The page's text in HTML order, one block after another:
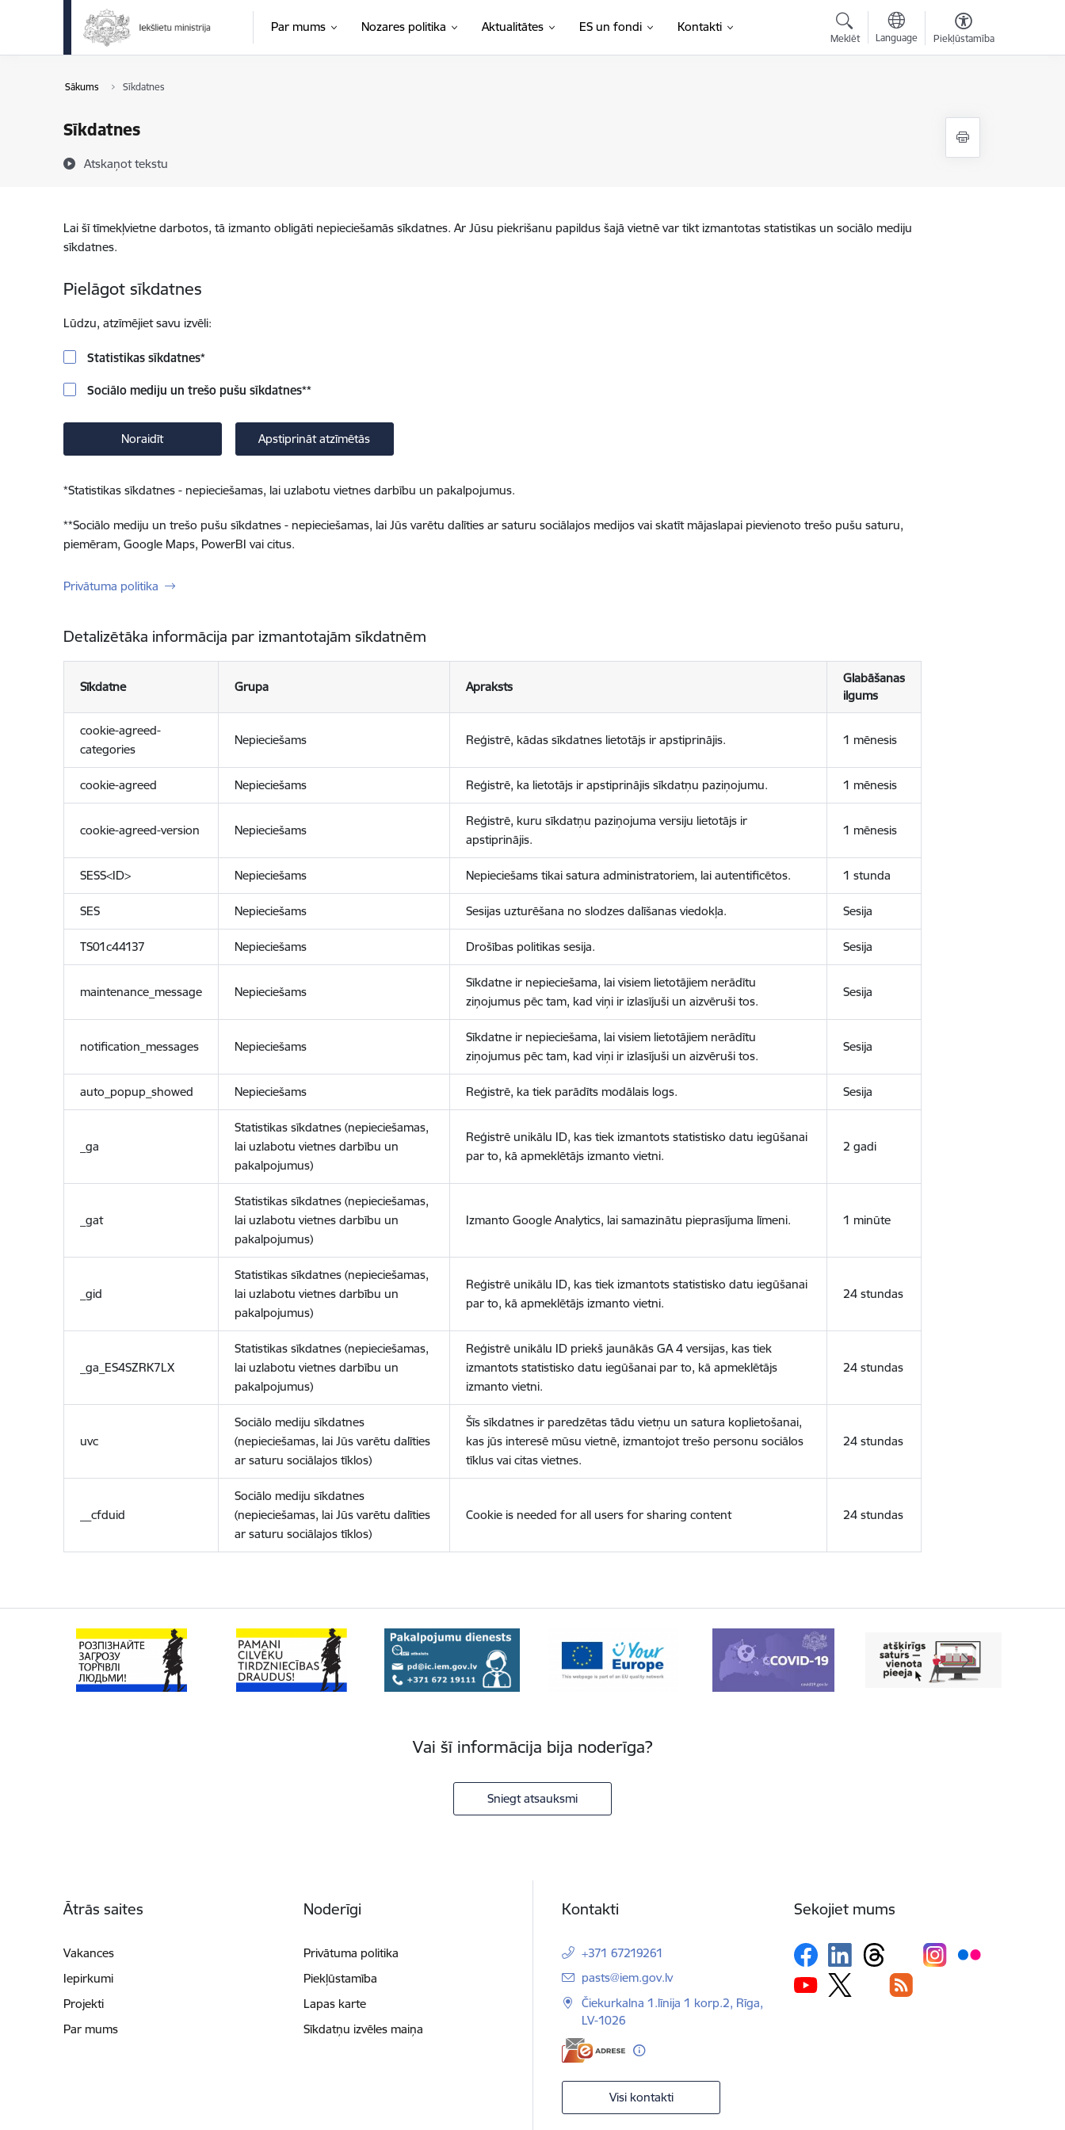
Pāriet uz lapas saturu
Par mums Nozares politika Aktualitātes ES un fondi Kontakti
Meklēt Language Piekļūstamība
Sākums Sīkdatnes
Sīkdatnes
Atskaņot tekstu
Lai šī tīmekļvietne darbotos, tā izmanto obligāti nepieciešamās sīkdatnes. Ar Jūsu piekrišanu papildus šajā vietnē var tikt izmantotas statistikas un sociālo mediju
sīkdatnes.
Pielāgot sīkdatnes
Lūdzu, atzīmējiet savu izvēli:
Statistikas sīkdatnes*
Sociālo mediju un trešo pušu sīkdatnes**
Noraidīt Apstiprināt atzīmētās
*Statistikas sīkdatnes - nepieciešamas, lai uzlabotu vietnes darbību un pakalpojumus.
**Sociālo mediju un trešo pušu sīkdatnes - nepieciešamas, lai Jūs varētu dalīties ar saturu sociālajos medijos vai skatīt mājaslapai pievienoto trešo pušu saturu,
piemēram, Google Maps, PowerBI vai citus.
Privātuma politika
Detalizētāka informācija par izmantotajām sīkdatnēm
Sīkdatne Grupa Apraksts
Glabāšanas
ilgums
cookie-agreed-
categories
Nepieciešams Reģistrē, kādas sīkdatnes lietotājs ir apstiprinājis. 1 mēnesis
cookie-agreed Nepieciešams Reģistrē, ka lietotājs ir apstiprinājis sīkdatņu paziņojumu. 1 mēnesis
cookie-agreed-version Nepieciešams
Reģistrē, kuru sīkdatņu paziņojuma versiju lietotājs ir
apstiprinājis.
1 mēnesis
SESS<ID> Nepieciešams Nepieciešams tikai satura administratoriem, lai autentificētos. 1 stunda
SES Nepieciešams Sesijas uzturēšana no slodzes dalīšanas viedokļa. Sesija
TS01c44137 Nepieciešams Drošības politikas sesija. Sesija
maintenance_message Nepieciešams
Sīkdatne ir nepieciešama, lai visiem lietotājiem nerādītu
ziņojumus pēc tam, kad viņi ir izlasījuši un aizvēruši tos.
Sesija
notification_messages Nepieciešams
Sīkdatne ir nepieciešama, lai visiem lietotājiem nerādītu
ziņojumus pēc tam, kad viņi ir izlasījuši un aizvēruši tos.
Sesija
auto_popup_showed Nepieciešams Reģistrē, ka tiek parādīts modālais logs. Sesija
_ga
Statistikas sīkdatnes (nepieciešamas,
lai uzlabotu vietnes darbību un
pakalpojumus)
Reģistrē unikālu ID, kas tiek izmantots statistisko datu iegūšanai
par to, kā apmeklētājs izmanto vietni.
2 gadi
_gat
Statistikas sīkdatnes (nepieciešamas,
lai uzlabotu vietnes darbību un
pakalpojumus)
Izmanto Google Analytics, lai samazinātu pieprasījuma līmeni. 1 minūte
_gid
Statistikas sīkdatnes (nepieciešamas,
lai uzlabotu vietnes darbību un
pakalpojumus)
Reģistrē unikālu ID, kas tiek izmantots statistisko datu iegūšanai
par to, kā apmeklētājs izmanto vietni.
24 stundas
_ga_ES4SZRK7LX
Statistikas sīkdatnes (nepieciešamas,
lai uzlabotu vietnes darbību un
pakalpojumus)
Reģistrē unikālu ID priekš jaunākās GA 4 versijas, kas tiek
izmantots statistisko datu iegūšanai par to, kā apmeklētājs
izmanto vietni.
24 stundas
uvc
Sociālo mediju sīkdatnes
(nepieciešamas, lai Jūs varētu dalīties
ar saturu sociālajos tīklos)
Šīs sīkdatnes ir paredzētas tādu vietņu un satura koplietošanai,
kas jūs interesē mūsu vietnē, izmantojot trešo personu sociālos
tīklus vai citas vietnes.
24 stundas
__cfduid
Sociālo mediju sīkdatnes
(nepieciešamas, lai Jūs varētu dalīties
ar saturu sociālajos tīklos)
Cookie is needed for all users for sharing content 24 stundas
Vai šī informācija bija noderīga?
Sniegt atsauksmi
Ātrās saites
Vakances
Iepirkumi
Projekti
Par mums
Noderīgi
Privātuma politika
Piekļūstamība
Lapas karte
Sīkdatņu izvēles maiņa
Kontakti
+371 67219261
E-pasts:
pasts@iem.gov.lv
Čiekurkalna 1.līnija 1 korp.2, Rīga,
LV-1026
Visi kontakti
Sekojiet mums